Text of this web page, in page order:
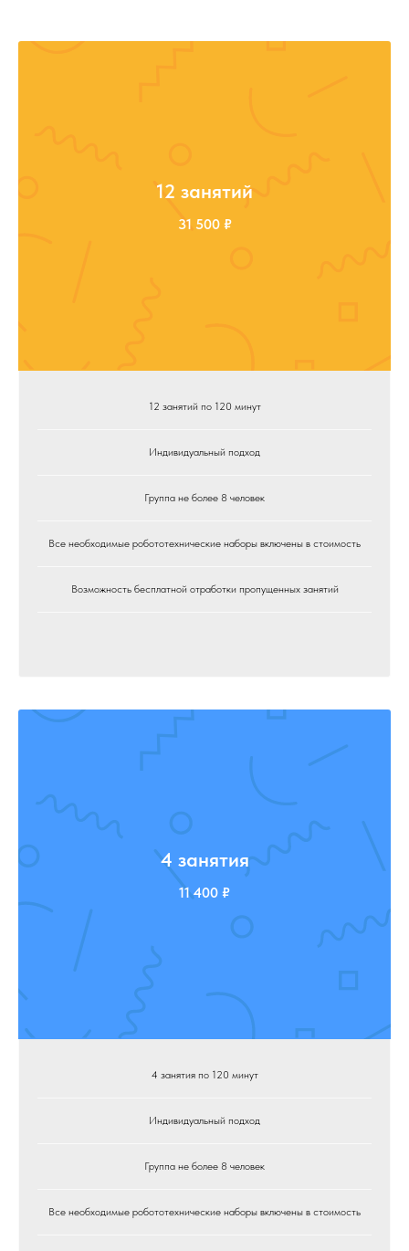
12 занятий
31 500 ₽
12 занятий по 120 минут
Индивидуальный подход
Группа не более 8 человек
Все необходимые робототехнические наборы включены в стоимость
Возможность бесплатной отработки пропущенных занятий
4 занятия
11 400 ₽
4 занятия по 120 минут
Индивидуальный подход
Группа не более 8 человек
Все необходимые робототехнические наборы включены в стоимость